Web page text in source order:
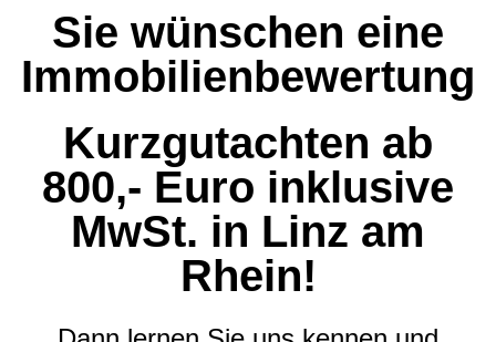
Sie wünschen eine
Immobilienbewertung
Kurzgutachten ab
800,- Euro inklusive
MwSt. in Linz am
Rhein!